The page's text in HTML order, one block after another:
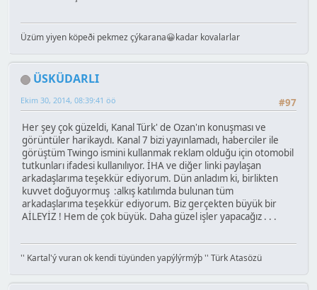
Üzüm yiyen köpeði pekmez çýkarana😀kadar kovalarlar
ÜSKÜDARLI
#97
Ekim 30, 2014, 08:39:41 öö
Her şey çok güzeldi, Kanal Türk' de Ozan'ın konuşması ve
görüntüler harikaydı. Kanal 7 bizi yayınlamadı, haberciler ile
görüştüm Twingo ismini kullanmak reklam olduğu için otomobil
tutkunları ifadesi kullanılıyor. İHA ve diğer linki paylaşan
arkadaşlarıma teşekkür ediyorum. Dün anladım ki, birlikten
kuvvet doğuyormuş :alkış katılımda bulunan tüm
arkadaşlarıma teşekkür ediyorum. Biz gerçekten büyük bir
AİLEYİZ ! Hem de çok büyük. Daha güzel işler yapacağız . . .
'' Kartal'ý vuran ok kendi tüyünden yapýlýrmýþ '' Türk Atasözü